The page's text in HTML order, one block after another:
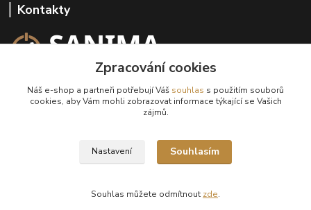
Kontakty
+420 602 647 136
(Po-Pá, 9-18 hod.)
Zpracování cookies
Náš e-shop a partneři potřebují Váš souhlas s použitím souborů
cookies, aby Vám mohli zobrazovat informace týkající se Vašich
zájmů.
Nastavení Souhlasím
Souhlas můžete odmítnout zde.